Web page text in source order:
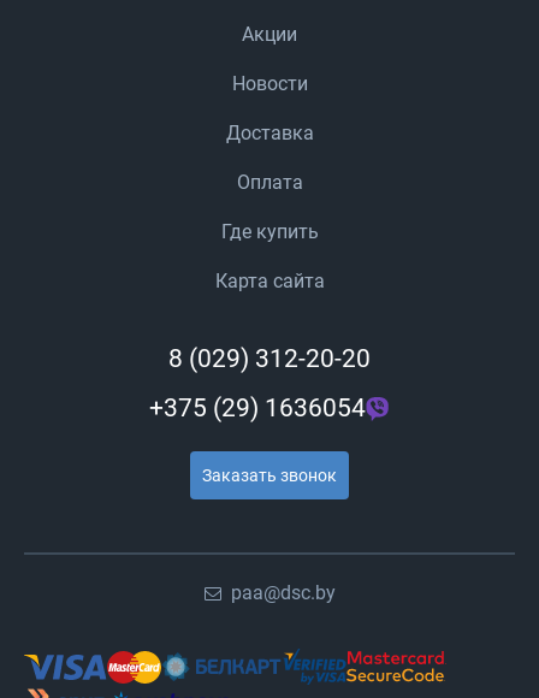
Акции
Новости
Доставка
Оплата
Где купить
Карта сайта
8 (029) 312-20-20
+375 (29) 1636054
Заказать звонок
paa@dsc.by